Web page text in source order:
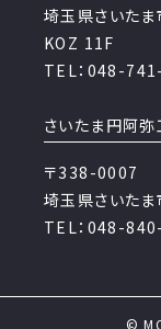
埼玉県さいた
KOZ 11F
TEL：048-
さいたま円阿弥
〒338-0007
埼玉県さいた
TEL：048-
©